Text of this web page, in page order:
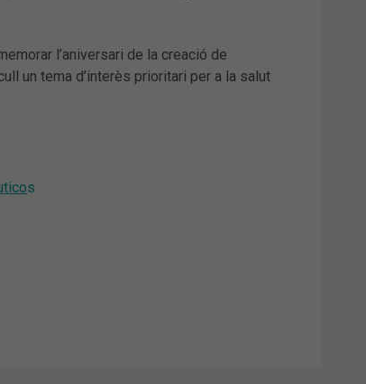
l’aniversari de la creació de
un tema d’interès prioritari per a la salut
s